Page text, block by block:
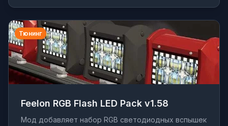
Тюнинг
Feelon RGB Flash LED Pack v1.58
Мод добавляет набор RGB светодиодных вспышек